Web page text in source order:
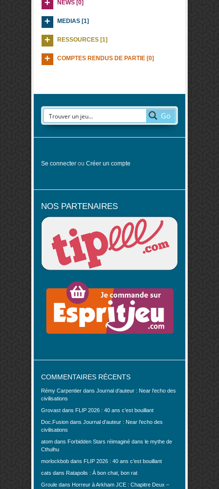
NEWS [0]
MEDIAS [1]
RESSOURCES [1]
COMPTES RENDUS DE PARTIE [0]
Go
Se connecter ou Créer un compte
NOS PARTENAIRES
COMMENTAIRES RÉCENTS
Rémy Carpentier dans Journal d’auteur : Near l’echo des
civilisations
Grovast dans FLIP 2026 : 40 ans c’est bouillant
Doc.Fusion dans Journal d’auteur : Near l’echo des
civilisations
atom dans Forbidden Stars réimaginé dans le mythe de
Cthulhu
morlockbob dans FLIP 2026 : 40 ans c’est bouillant
cats dans Ratapolis : À bon chat, bon rat
Groule dans Horreur à Arkham JCE : Chapitre Deux –